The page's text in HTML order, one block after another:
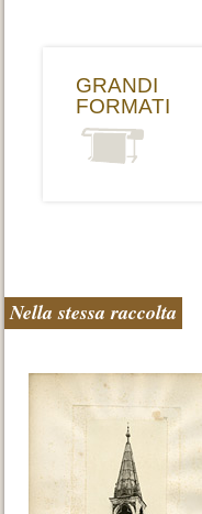
GRANDI
FORMATI
Nella stessa raccolta